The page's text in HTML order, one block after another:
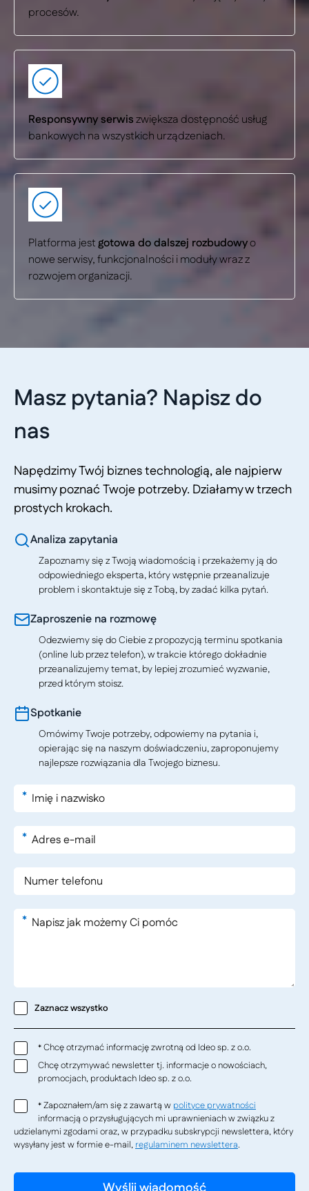
procesów.
Responsywny serwiszwiększa dostępność usług
bankowych na wszystkich urządzeniach.
Platforma jestgotowa do dalszej rozbudowyo
nowe serwisy, funkcjonalności i moduły wraz z
rozwojem organizacji.
Masz pytania? Napisz do
nas
Napędzimy Twój biznes technologią, ale najpierw
musimy poznać Twoje potrzeby. Działamy w trzech
prostych krokach.
Analiza zapytania
Zapoznamy się z Twoją wiadomością i przekażemy ją do
odpowiedniego eksperta, który wstępnie przeanalizuje
problem i skontaktuje się z Tobą, by zadać kilka pytań.
Zaproszenie na rozmowę
Odezwiemy się do Ciebie z propozycją terminu spotkania
(online lub przez telefon), w trakcie którego dokładnie
przeanalizujemy temat, by lepiej zrozumieć wyzwanie,
przed którym stoisz.
Spotkanie
Omówimy Twoje potrzeby, odpowiemy na pytania i,
opierając się na naszym doświadczeniu, zaproponujemy
najlepsze rozwiązania dla Twojego biznesu.
*
*
*
Zaznacz wszystko
*Chcę otrzymać informację zwrotną od Ideo sp. z o.o.
Chcę otrzymywać newsletter tj. informacje o nowościach,
promocjach, produktach Ideo sp. z o.o.
*Zapoznałem/am się z zawartą w polityce prywatności
informacją o przysługujących mi uprawnieniach w związku z
udzielanymi zgodami oraz, w przypadku subskrypcji newslettera, który
wysyłany jest w formie e-mail, regulaminem newslettera.